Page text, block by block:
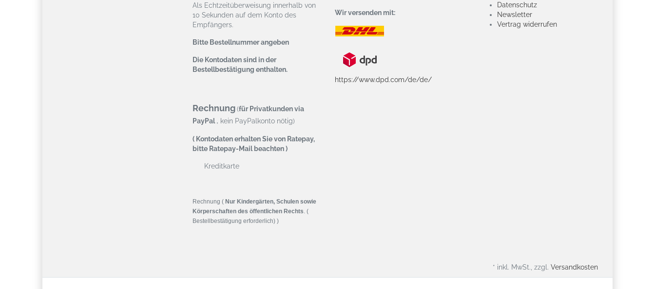
Als Echtzeitüberweisung innerhalb von
10 Sekunden auf dem Konto des
Empfängers.
Bitte Bestellnummer angeben
Die Kontodaten sind in der
Bestellbestätigung enthalten.
Rechnung (für Privatkunden via
PayPal, kein PayPalkonto nötig)
( Kontodaten erhalten Sie von Ratepay,
bitte Ratepay-Mail beachten )
Kreditkarte
Rechnung ( Nur Kindergärten, Schulen sowie
Körperschaften des öffentlichen Rechts. (
Bestellbestätigung erforderlich) )
Wir versenden mit:
https://www.dpd.com/de/de/
Datenschutz
Newsletter
Vertrag widerrufen
* inkl. MwSt., zzgl. Versandkosten